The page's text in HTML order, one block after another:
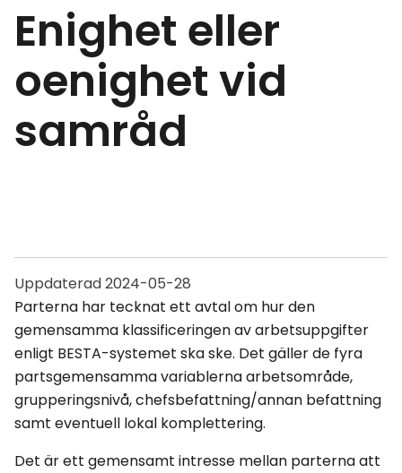
Enighet eller
oenighet vid
samråd
Uppdaterad2024-05-28
Parterna har tecknat ett avtal om hur den
gemensamma klassificeringen av arbetsuppgifter
enligt BESTA-systemet ska ske. Det gäller de fyra
partsgemensamma variablerna arbetsområde,
grupperingsnivå, chefsbefattning/annan befattning
samt eventuell lokal komplettering.
Det är ett gemensamt intresse mellan parterna att